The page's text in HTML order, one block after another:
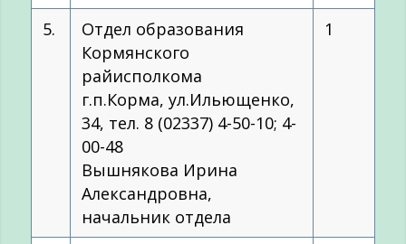
5.
Отдел образования
Кормянского
райисполкома
г.п.Корма, ул.Ильющенко,
34, тел. 8 (02337) 4-50-10; 4-
00-48
Вышнякова Ирина
Александровна,
начальник отдела
1